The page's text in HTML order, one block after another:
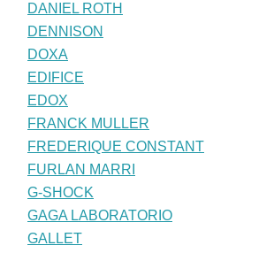
DANIEL ROTH
DENNISON
DOXA
EDIFICE
EDOX
FRANCK MULLER
FREDERIQUE CONSTANT
FURLAN MARRI
G-SHOCK
GAGA LABORATORIO
GALLET